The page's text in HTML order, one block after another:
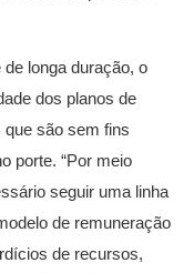
longa duração, o
dos planos de
são sem fins
porte. “Por meio
seguir uma linha
de remuneração
de recursos,